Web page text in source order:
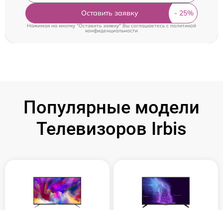
Оставить заявку
Нажимая на кнопку "Оставить заявку" Вы соглашаетесь c политикой
конфиденциальности
Популярные модели
Телевизоров Irbis